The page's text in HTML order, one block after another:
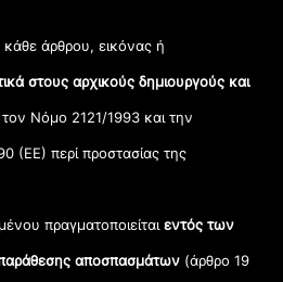
κάθε άρθρου, εικόνας ή
στους αρχικούς δημιουργούς και
Νόμο 2121/1993 και την
(ΕΕ) περί προστασίας της
πραγματοποιείταιεντός των
αποσπασμάτων (άρθρο 19